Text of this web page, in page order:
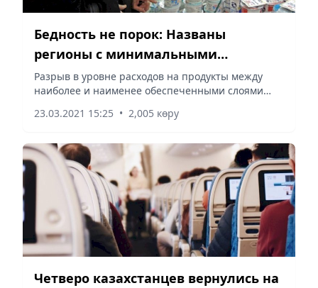
Бедность не порок: Названы
регионы с минимальными
доходами
Разрыв в уровне расходов на продукты между
наиболее и наименее обеспеченными слоями
23.03.2021 15:25 • 2,005 көру
Четверо казахстанцев вернулись на